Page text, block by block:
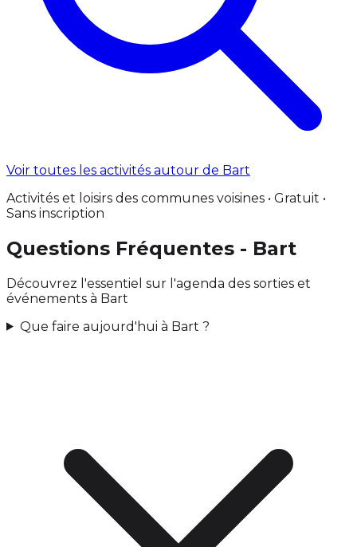
Voir toutes les activités autour de Bart
Activités et loisirs des communes voisines • Gratuit •
Sans inscription
Questions Fréquentes - Bart
Découvrez l'essentiel sur l'agenda des sorties et
événements à Bart
Que faire aujourd'hui à Bart ?